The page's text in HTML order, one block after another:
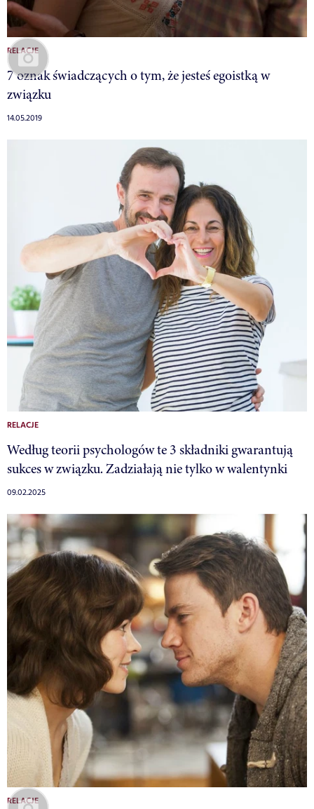
RELACJE
7 oznak świadczących o tym, że jesteś egoistką w
związku
14.05.2019
RELACJE
Według teorii psychologów te 3 składniki gwarantują
sukces w związku. Zadziałają nie tylko w walentynki
09.02.2025
RELACJE